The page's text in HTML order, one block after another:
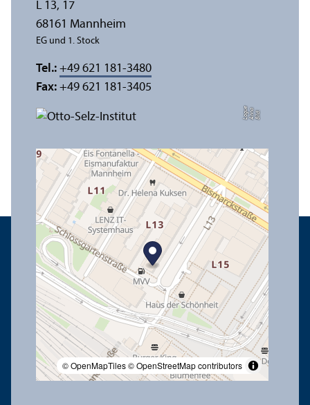
Bil
d:
A
n
n
aL
o
g
u
e
© OpenMapTiles© OpenStreetMap contributors
L 13, 17
68161 Mannheim
EG und 1. Stock
Tel.: +49 621 181-3480
Fax: +49 621 181-3405